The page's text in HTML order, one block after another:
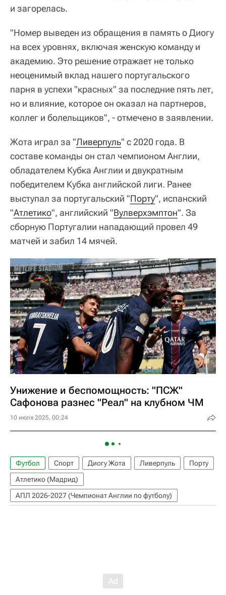
и загорелась.
"Номер выведен из обращения в память о Диогу
на всех уровнях, включая женскую команду и
академию. Это решение отражает не только
неоценимый вклад нашего португальского
парня в успехи "красных" за последние пять лет,
но и влияние, которое он оказал на партнеров,
коллег и болельщиков", - отмечено в заявлении.
Жота играл за "Ливерпуль" с 2020 года. В
составе команды он стал чемпионом Англии,
обладателем Кубка Англии и двукратным
победителем Кубка английской лиги. Ранее
выступал за португальский "Порту", испанский
"Атлетико", английский "Вулверхэмптон". За
сборную Португалии нападающий провел 49
матчей и забил 14 мячей.
Унижение и беспомощность: "ПСЖ"
Сафонова разнес "Реал" на клубном ЧМ
10 июля 2025, 00:24
Футбол Спорт Диогу Жота Ливерпуль
Порту
Атлетико (Мадрид)
АПЛ 2026-2027 (Чемпионат Англии по футболу)